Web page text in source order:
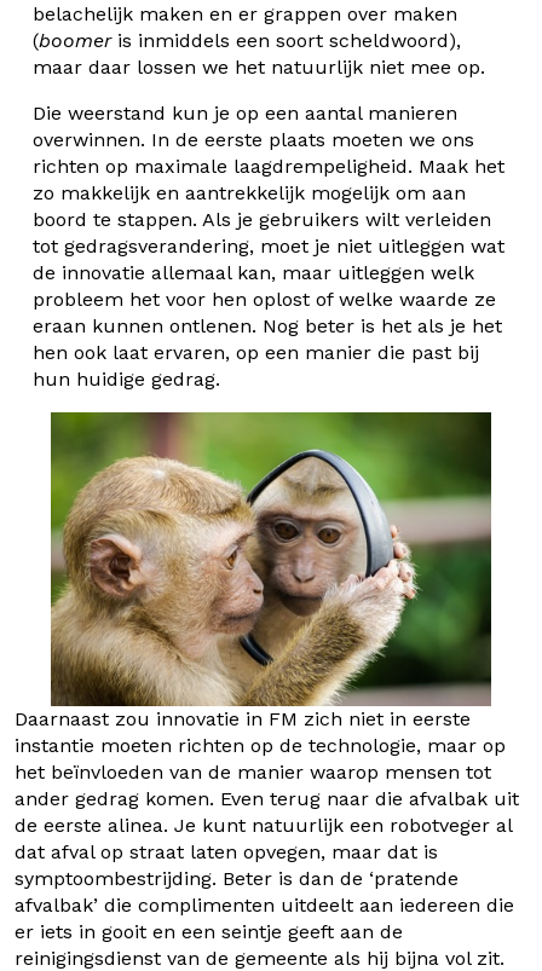
belachelijk maken en er grappen over maken
(boomeris inmiddels een soort scheldwoord),
maar daar lossen we het natuurlijk niet mee op.
Die weerstand kun je op een aantal manieren
overwinnen. In de eerste plaats moeten we ons
richten op maximale laagdrempeligheid. Maak het
zo makkelijk en aantrekkelijk mogelijk om aan
boord te stappen. Als je gebruikers wilt verleiden
tot gedragsverandering, moet je niet uitleggen wat
de innovatie allemaal kan, maar uitleggen welk
probleem het voor hen oplost of welke waarde ze
eraan kunnen ontlenen. Nog beter is het als je het
hen ook laat ervaren, op een manier die past bij
hun huidige gedrag.
Daarnaast zou innovatie in FM zich niet in eerste
instantie moeten richten op de technologie, maar op
het beïnvloeden van de manier waarop mensen tot
ander gedrag komen. Even terug naar die afvalbak uit
de eerste alinea. Je kunt natuurlijk een robotveger al
dat afval op straat laten opvegen, maar dat is
symptoombestrijding. Beter is dan de ‘pratende
afvalbak’ die complimenten uitdeelt aan iedereen die
er iets in gooit en een seintje geeft aan de
reinigingsdienst van de gemeente als hij bijna vol zit.